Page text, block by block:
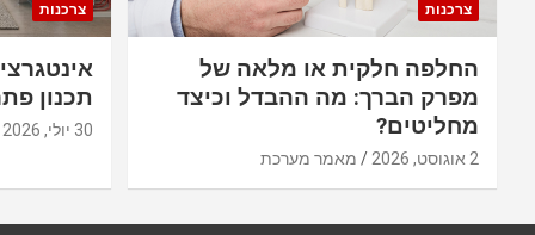
צרכנות
החלפה חלקית או מלאה של
מפרק הברך: מה ההבדל וכיצד
מחליטים?
2 אוגוסט, 2026 מאמר מערכת
צרכנות
תכנון
30 יולי, 2026